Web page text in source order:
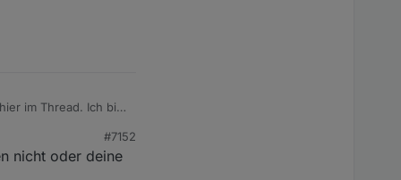
im Thread. Ich bin
bin ich da
#7152
nicht oder deine